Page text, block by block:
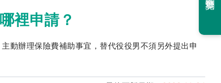
裡申請？
動辦理保險費補助事宜，替代役役男不須另外提出申